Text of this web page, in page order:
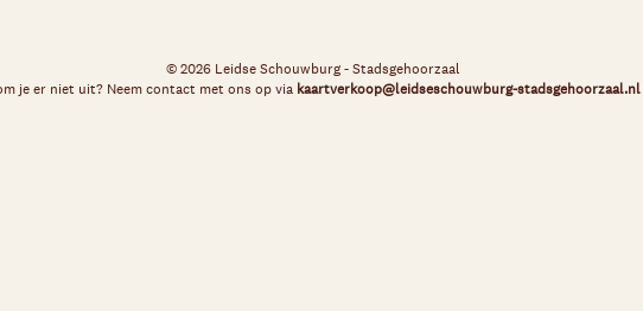
© 2026 Leidse Schouwburg - Stadsgehoorzaal
je er niet uit? Neem contact met ons op via kaartverkoop@leidseschouwburg-stadsgehoorzaal.nl